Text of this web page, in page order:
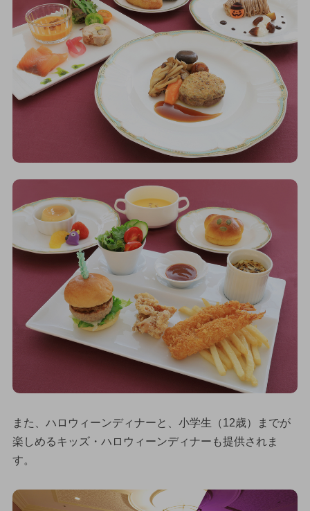
また、ハロウィーンディナーと、小学生（12歳）までが
楽しめるキッズ・ハロウィーンディナーも提供されま
す。